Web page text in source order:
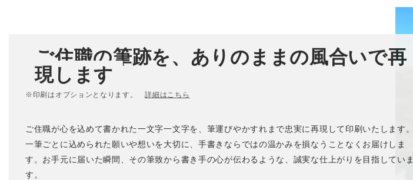
ご住職の筆跡を、ありのままの風合いで再
現します
※印刷はオプションとなります。詳細はこちら
ご住職が心を込めて書かれた一文字一文字を、筆運びやかすれまで忠実に再現して印刷いたします。
一筆ごとに込められた願いや想いを大切に、手書きならではの温かみを損なうことなくお届けしま
す。お手元に届いた瞬間、その筆致から書き手の心が伝わるような、誠実な仕上がりを目指していま
す。